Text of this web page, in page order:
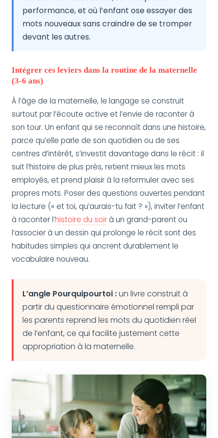
performance, et où l’enfant ose essayer des
mots nouveaux sans craindre de se tromper
devant les autres.
Intégrer ces leviers dans la routine de la maternelle
(3-6 ans)
À l’âge de la maternelle, le langage se construit
surtout par l’écoute active et l’envie de raconter à
son tour. Un enfant qui se reconnaît dans une histoire,
parce qu’elle parle de son quotidien ou de ses
centres d’intérêt, s’investit davantage dans le récit : il
suit l’histoire de plus près, retient mieux les mots
employés, et prend plaisir à la reformuler avec ses
propres mots. Poser des questions ouvertes pendant
la lecture (« et toi, qu’aurais-tu fait ? »), inviter l’enfant
à raconter l’histoire du soirà un grand-parent ou
l’associer à un dessin qui prolonge le récit sont des
habitudes simples qui ancrent durablement le
vocabulaire nouveau.
L’angle Pourquipourtoi :un livre construit à
partir du questionnaire émotionnel rempli par
les parents reprend les mots du quotidien réel
de l’enfant, ce qui facilite justement cette
appropriation à la maternelle.